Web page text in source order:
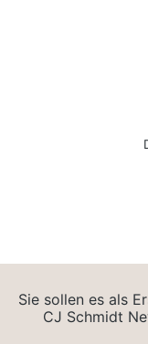
Sie sollen es als
CJ Schmidt